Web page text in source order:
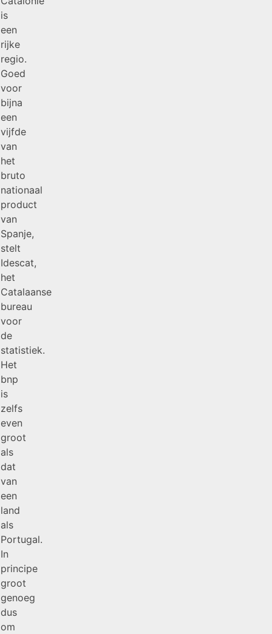
is
een
rijke
regio.
Goed
voor
bijna
een
vijfde
van
het
bruto
nationaal
product
van
Spanje,
stelt
Idescat,
het
Catalaanse
bureau
voor
de
statistiek.
Het
bnp
is
zelfs
even
groot
als
dat
van
een
land
als
Portugal.
In
principe
groot
genoeg
dus
om